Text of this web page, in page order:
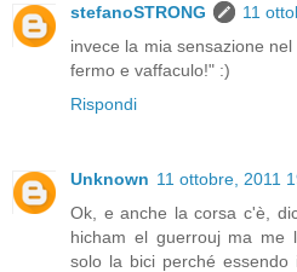
stefanoSTRONG
11
invece la mia sensazione
fermo e vaffaculo!" :)
Rispondi
Unknown 11 ottobre, 2011
Ok, e anche la corsa c'è,
hicham el guerrouj ma me
solo la bici perché